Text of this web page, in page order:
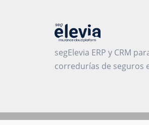
segElevia ERP y CRM
corredurías de seguros